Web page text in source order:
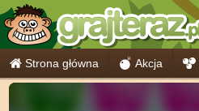
Strona główna Akcja